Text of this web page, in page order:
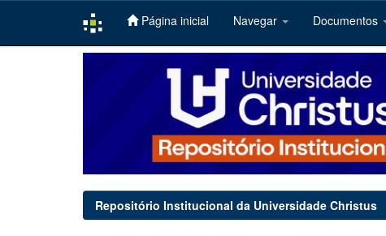
Página inicial Navegar Documentos
Repositório Institucional da Universidade Christus